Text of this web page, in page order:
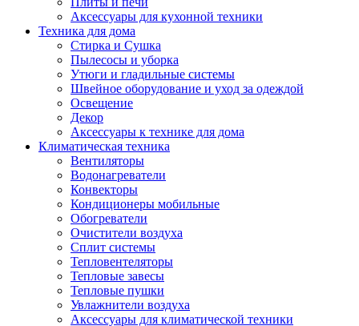
Аксессуары для кухонной техники
Техника для дома
Стирка и Сушка
Пылесосы и уборка
Утюги и гладильные системы
Швейное оборудование и уход за одеждой
Освещение
Декор
Аксессуары к технике для дома
Климатическая техника
Вентиляторы
Водонагреватели
Конвекторы
Кондиционеры мобильные
Обогреватели
Очистители воздуха
Сплит системы
Тепловентеляторы
Тепловые завесы
Тепловые пушки
Увлажнители воздуха
Аксессуары для климатической техники